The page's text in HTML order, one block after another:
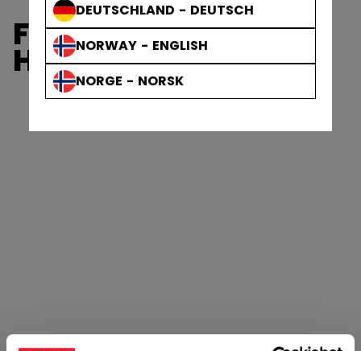
DEUTSCHLAND - DEUTSCH
NORWAY - ENGLISH
NORGE - NORSK
FTW WOMEN'S
HELMETS